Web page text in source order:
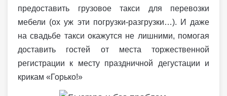
предоставить грузовое такси для перевозки
мебели (ох уж эти погрузки-разгрузки…). И даже
на свадьбе такси окажутся не лишними, помогая
доставить гостей от места торжественной
регистрации к месту праздничной дегустации и
крикам «Горько!»